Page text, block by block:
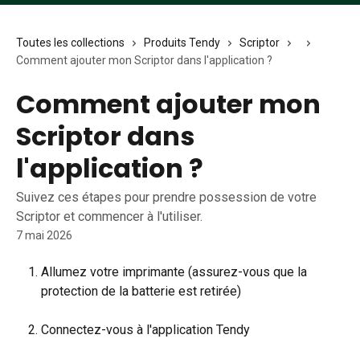
Toutes les collections Produits Tendy
Scriptor
Comment ajouter mon Scriptor dans l'application ?
Comment ajouter mon
Scriptor dans
l'application ?
Suivez ces étapes pour prendre possession de votre
Scriptor et commencer à l'utiliser.
7 mai 2026
Allumez votre imprimante (assurez-vous que la
protection de la batterie est retirée)
Connectez-vous à l'application Tendy